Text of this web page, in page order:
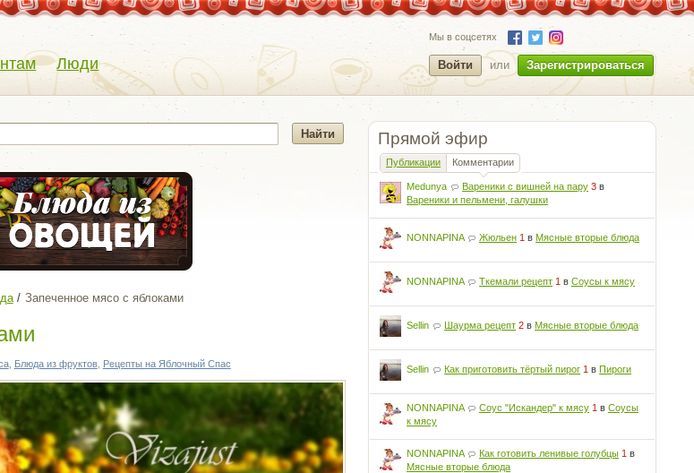
Люди
Мы в соцсетях
Войти или Зарегистрироваться
Прямой эфир
Публикации Комментарии
Medunya Вареники с вишней на пару 3 в
Вареники и пельмени, галушки
NONNAPINA Жюльен 1 вМясные вторые блюда
NONNAPINA Ткемали рецепт 1 вСоусы к мясу
Sellin Шаурма рецепт 2 вМясные вторые блюда
Sellin Как приготовить тёртый пирог 1 вПироги
NONNAPINA Соус "Искандер" к мясу 1 вСоусы
к мясу
NONNAPINA Как готовить ленивые голубцы 1 в
Мясные вторые блюда
Запеченное мясо с яблоками
, Блюда из фруктов, Рецепты на Яблочный Спас